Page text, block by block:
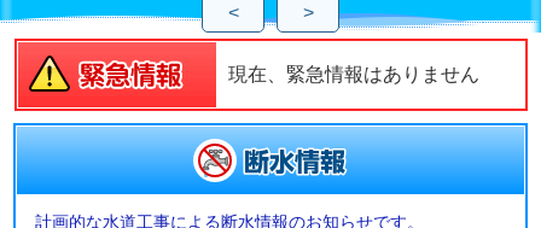
< >
現在、緊急情報はありません
計画的な水道工事による断水情報のお知らせです。